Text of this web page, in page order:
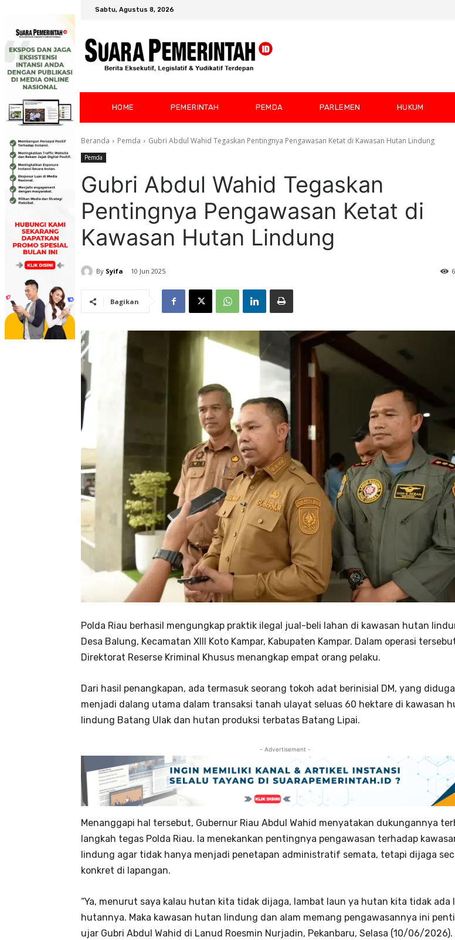
Sabtu, Agustus 8, 2026
HOME PEMERINTAH PEMDA PARLEMEN HUKUM
Beranda Pemda Gubri Abdul Wahid Tegaskan Pentingnya Pengawasan Ketat di Kawasan Hutan Lindung
Pemda
Gubri Abdul Wahid Tegaskan
Pentingnya Pengawasan Ketat di
Kawasan Hutan Lindung
By Syifa 10 Jun 2025
Bagikan
Polda Riau berhasil mengungkap praktik ilegal jual-beli lahan di kawasan hutan
Desa Balung, Kecamatan XIII Koto Kampar, Kabupaten Kampar. Dalam operasi
Direktorat Reserse Kriminal Khusus menangkap empat orang pelaku.
Dari hasil penangkapan, ada termasuk seorang tokoh adat berinisial DM, yang diduga
menjadi dalang utama dalam transaksi tanah ulayat seluas 60 hektare di kawasan
lindung Batang Ulak dan hutan produksi terbatas Batang Lipai.
- Advertisement -
Menanggapi hal tersebut, Gubernur Riau Abdul Wahid menyatakan dukungannya
langkah tegas Polda Riau. Ia menekankan pentingnya pengawasan terhadap
lindung agar tidak hanya menjadi penetapan administratif semata, tetapi dijaga
konkret di lapangan.
“Ya, menurut saya kalau hutan kita tidak dijaga, lambat laun ya hutan kita tidak ada
hutannya. Maka kawasan hutan lindung dan alam memang pengawasannya ini
ujar Gubri Abdul Wahid di Lanud Roesmin Nurjadin, Pekanbaru, Selasa (10/06/2026).